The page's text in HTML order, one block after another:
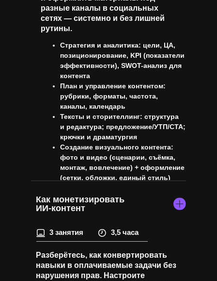
разные каналы в социальных
сетях — системно и без лишней
рутины.
Стратегия и аналитика: цели, ЦА,
позиционирование, KPI (показатели
эффективности), SWOT-анализ для
контента
План и управление контентом:
рубрики, форматы, частота,
каналы, календарь
Тексты и сторителлинг: структура
и редактура; предложение/УТП/CTA;
крючки и драматургия
Создание визуального контента:
фото и видео (сценарии, съёмка,
монтаж, вовлечение) + оформление
(сетки, обложки, единый стиль)
Как монетизировать
ИИ-контент
3,5 часа
3 занятия
Разберётесь, как конвертировать
навыки в оплачиваемые задачи без
нарушения прав. Настроите